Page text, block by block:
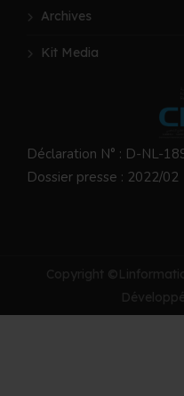
Archives
Kit Media
Déclaration N° : D-NL-
Dossier presse : 2022/02
Copyright